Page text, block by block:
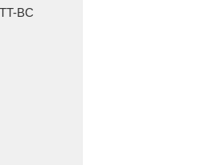
BC